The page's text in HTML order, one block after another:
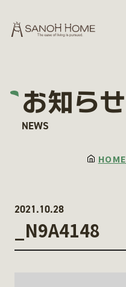
お知らせ
NEWS
HOME
2021.10.28
_N9A4148